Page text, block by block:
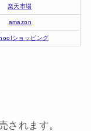
楽天市場
amazon
ショッピング
されます。